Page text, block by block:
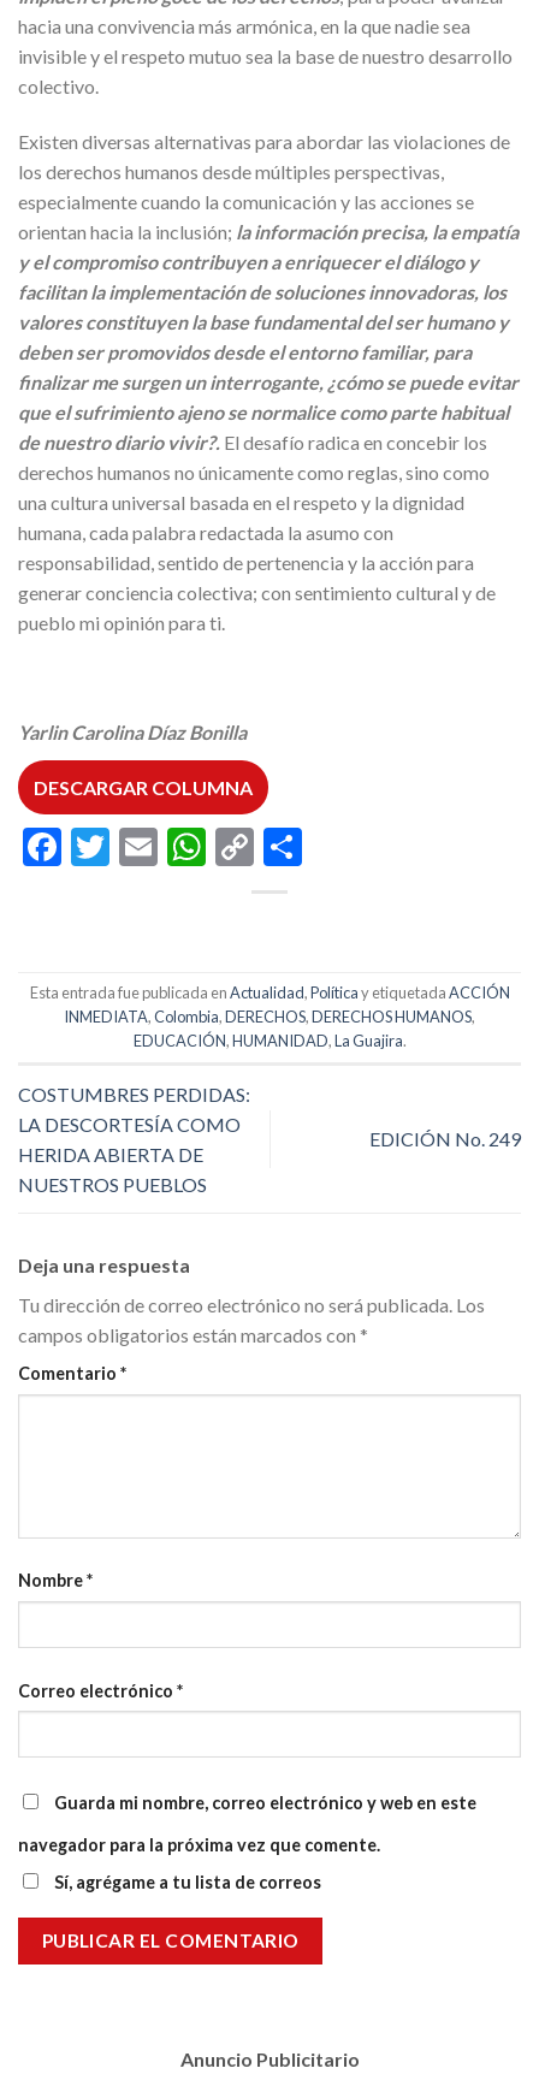
hacia una convivencia más armónica, en la que nadie sea
invisible y el respeto mutuo sea la base de nuestro desarrollo
colectivo.
Existen diversas alternativas para abordar las violaciones de
los derechos humanos desde múltiples perspectivas,
especialmente cuando la comunicación y las acciones se
orientan hacia la inclusión; la información precisa, la empatía
y el compromiso contribuyen a enriquecer el diálogo y
facilitan la implementación de soluciones innovadoras, los
valores constituyen la base fundamental del ser humano y
deben ser promovidos desde el entorno familiar, para
finalizar me surgen un interrogante, ¿cómo se puede evitar
que el sufrimiento ajeno se normalice como parte habitual
de nuestro diario vivir?. El desafío radica en concebir los
derechos humanos no únicamente como reglas, sino como
una cultura universal basada en el respeto y la dignidad
humana, cada palabra redactada la asumo con
responsabilidad, sentido de pertenencia y la acción para
generar conciencia colectiva; con sentimiento cultural y de
pueblo mi opinión para ti.
Yarlin Carolina Díaz Bonilla
DESCARGAR COLUMNA
Facebook
Twitter
EmailWhatsApp
Copy
Link
Esta entrada fue publicada enActualidad,Políticay etiquetadaACCIÓN
INMEDIATA,Colombia,DERECHOS,DERECHOS HUMANOS,
EDUCACIÓN,HUMANIDAD,La Guajira.
COSTUMBRES PERDIDAS:
LA DESCORTESÍA COMO
HERIDA ABIERTA DE
NUESTROS PUEBLOS
EDICIÓN No. 249
Deja una respuesta
Tu dirección de correo electrónico no será publicada. Los
campos obligatorios están marcados con *
Comentario *
Nombre*
Correo electrónico *
Guarda mi nombre, correo electrónico y web en este
navegador para la próxima vez que comente.
Sí, agrégame a tu lista de correos
Anuncio Publicitario